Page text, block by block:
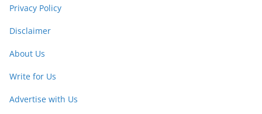
Privacy Policy
Disclaimer
About Us
Write for Us
Advertise with Us